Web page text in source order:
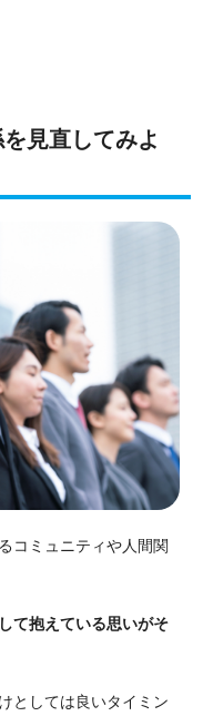
見直してみよ
コミュニティや人間関
て抱えている思いがそ
としては良いタイミン